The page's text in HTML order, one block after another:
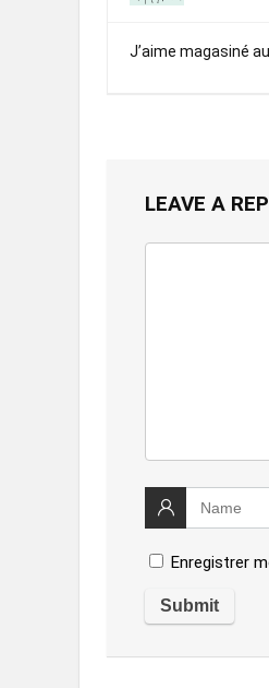
J’aime magasiné au
LEAVE A
Enregistrer